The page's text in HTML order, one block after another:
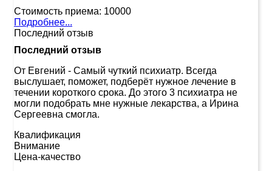
Стоимость приема: 10000
Подробнее...
Последний отзыв
Последний отзыв
От Евгений - Самый чуткий психиатр. Всегда
выслушает, поможет, подберёт нужное лечение в
течении короткого срока. До этого 3 психиатра не
могли подобрать мне нужные лекарства, а Ирина
Сергеевна смогла.
Квалификация
Внимание
Цена-качество